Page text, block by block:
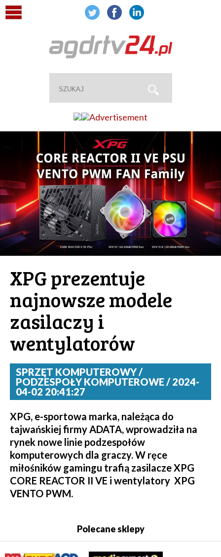
XPG prezentuje
najnowsze modele
zasilaczy i
wentylatorów
SPRZĘT KOMPUTEROWY /
PODZESPOŁY KOMPUTEROWE / 2024-
04-02 20:41:27
XPG, e-sportowa marka, należąca do
tajwańskiej firmy ADATA, wprowadziła na
rynek nowe linie podzespołów
komputerowych dla graczy. W ręce
miłośników gamingu trafią zasilacze XPG
CORE REACTOR II VE i wentylatory XPG
VENTO PWM.
Polecane sklepy